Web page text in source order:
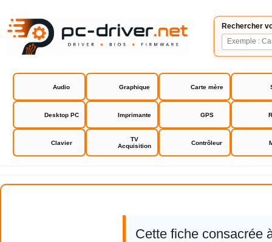
Rechercher
Audio Graphique Carte mère
Desktop PC Imprimante GPS
Clavier
TV
Acquisition
Contrôleur
Konix Drakkar Valkyrie
Cette fiche consacrée